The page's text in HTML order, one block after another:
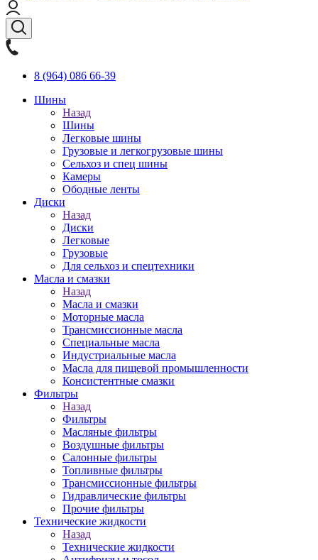
8 (964) 086 66-39
Шины
Назад
Шины
Легковые шины
Грузовые и легкогрузовые шины
Сельхоз и спец шины
Камеры
Ободные ленты
Диски
Назад
Диски
Легковые
Грузовые
Для сельхоз и спецтехники
Масла и смазки
Назад
Масла и смазки
Моторные масла
Трансмиссионные масла
Специальные масла
Индустриальные масла
Масла для пищевой промышленности
Консистентные смазки
Фильтры
Назад
Фильтры
Масляные фильтры
Воздушные фильтры
Салонные фильтры
Топливные фильтры
Трансмиссионные фильтры
Гидравлические фильтры
Прочие фильтры
Технические жидкости
Назад
Технические жидкости